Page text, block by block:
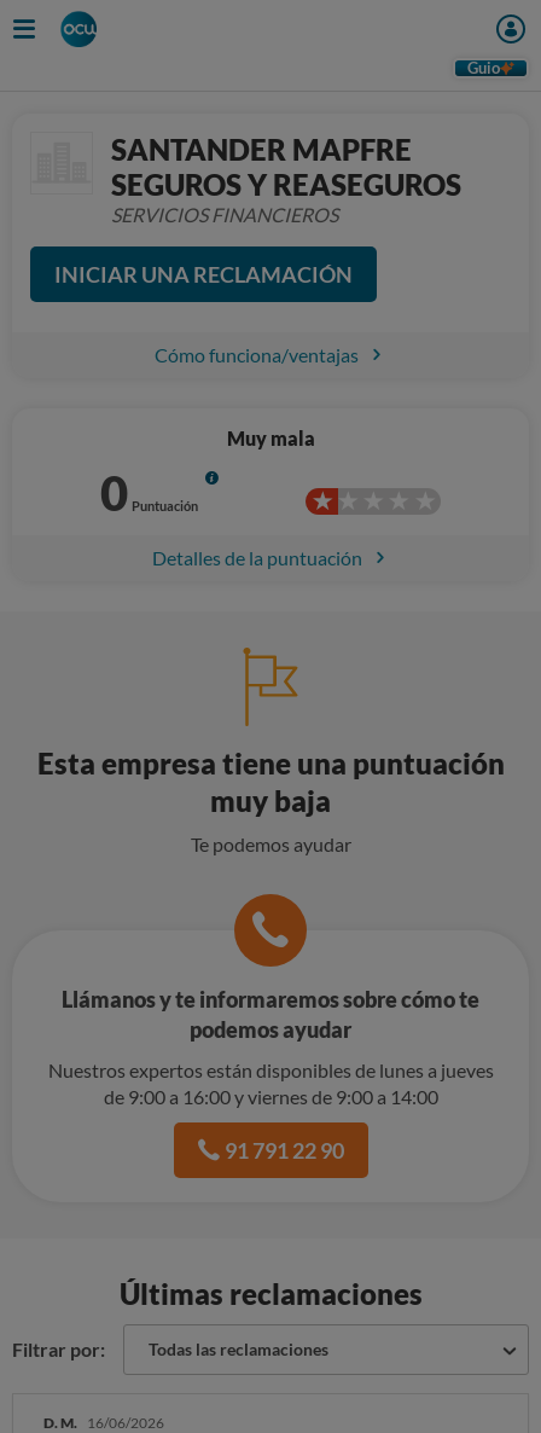
Guio
SANTANDER MAPFRE
SEGUROS Y REASEGUROS
SERVICIOS FINANCIEROS
INICIAR UNA RECLAMACIÓN
Cómo funciona/ventajas
Muy mala
0 Puntuación
Info
Detalles de la puntuación
Esta empresa tiene una puntuación
muy baja
Te podemos ayudar
Llámanos y te informaremos sobre cómo te
podemos ayudar
Nuestros expertos están disponibles de lunes a jueves
de 9:00 a 16:00 y viernes de 9:00 a 14:00
91 791 22 90
Últimas reclamaciones
Filtrar por: Todas las reclamaciones
D. M. 16/06/2026